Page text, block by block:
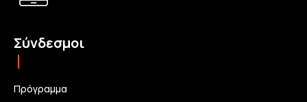
Σύνδεσμοι
Πρόγραμμα